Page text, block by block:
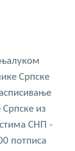
Српске
из
СНП -
потписа